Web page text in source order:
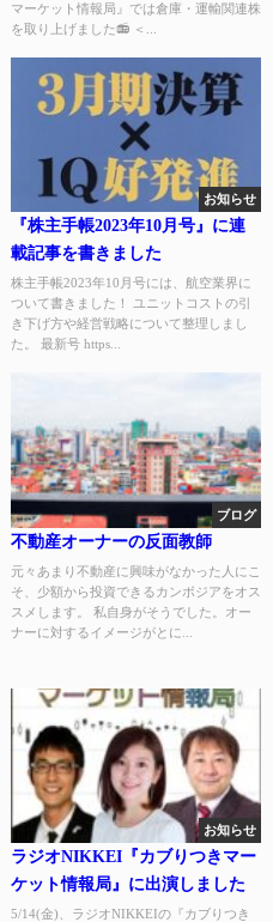
マーケット情報局』では倉庫・運輸関連株
を取り上げました📻️ ＜...
お知らせ
『株主手帳2023年10月号』に連
載記事を書きました
株主手帳2023年10月号には、航空業界に
ついて書きました！ ユニットコストの引
き下げ方や経営戦略について整理しまし
た。 最新号 https...
ブログ
不動産オーナーの反面教師
元々あまり不動産に興味がなかった人にこ
そ、少額から投資できるカンボジアをオス
スメします。 私自身がそうでした。オー
ナーに対するイメージがとに...
お知らせ
ラジオNIKKEI『カブりつきマー
ケット情報局』に出演しました
5/14(金)、ラジオNIKKEIの『カブりつき